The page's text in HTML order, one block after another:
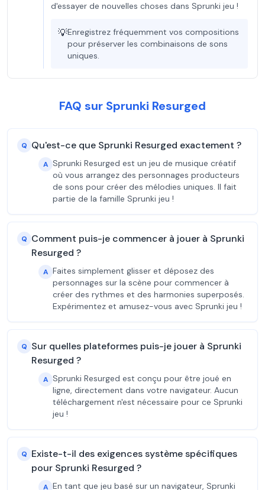
d'essayer de nouvelles choses dans Sprunki jeu !
💡Enregistrez fréquemment vos compositions
pour préserver les combinaisons de sons
uniques.
FAQ sur Sprunki Resurged
Q Qu'est-ce que Sprunki Resurged exactement ?
A Sprunki Resurged est un jeu de musique créatif
où vous arrangez des personnages producteurs
de sons pour créer des mélodies uniques. Il fait
partie de la famille Sprunki jeu !
Q Comment puis-je commencer à jouer à Sprunki
Resurged ?
A Faites simplement glisser et déposez des
personnages sur la scène pour commencer à
créer des rythmes et des harmonies superposés.
Expérimentez et amusez-vous avec Sprunki jeu !
Q Sur quelles plateformes puis-je jouer à Sprunki
Resurged ?
A Sprunki Resurged est conçu pour être joué en
ligne, directement dans votre navigateur. Aucun
téléchargement n'est nécessaire pour ce Sprunki
jeu !
Q Existe-t-il des exigences système spécifiques
pour Sprunki Resurged ?
A En tant que jeu basé sur un navigateur, Sprunki